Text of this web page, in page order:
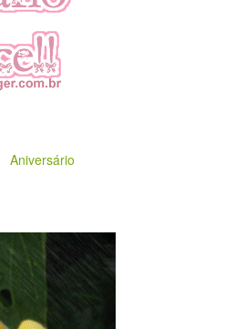
Aniversário